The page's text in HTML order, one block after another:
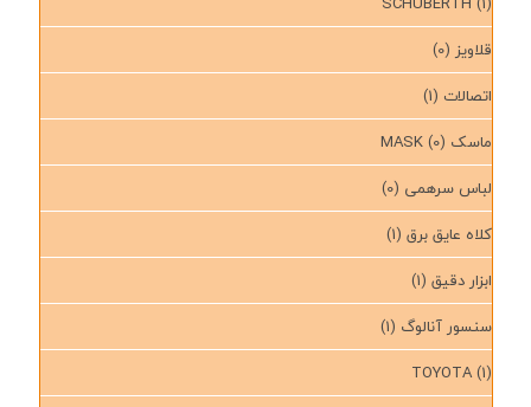
قلاویز (0)
اتصالات (1)
ماسک MASK (0)
لباس سرهمی (0)
کلاه عایق برق (1)
ابزار دقیق (1)
سنسور آنالوگ (1)
TOYOTA(1)